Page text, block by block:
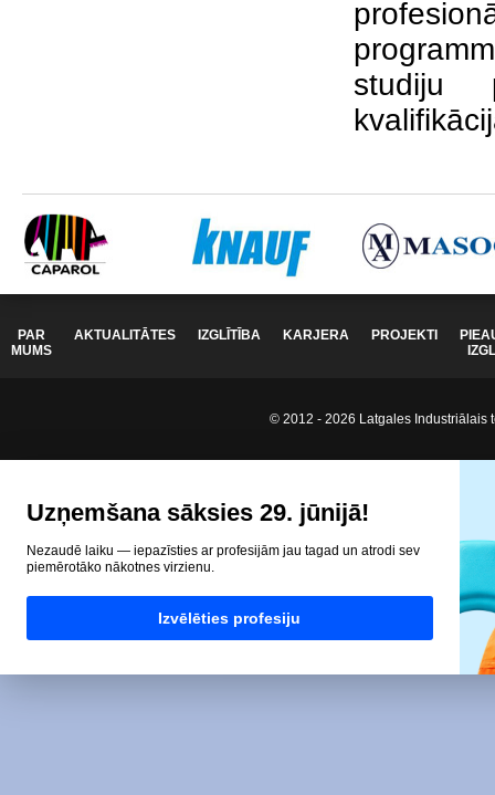
studiju
PAR
MUMS
AKTUALITĀTES IZGLĪTĪBA KARJERA PROJEKTI
© 2012 - 2026 Latgales Industriālais
Uzņemšana sāksies 29. jūnijā!
Nezaudē laiku — iepazīsties ar profesijām jau tagad un atrodi sev
piemērotāko nākotnes virzienu.
Izvēlēties profesiju